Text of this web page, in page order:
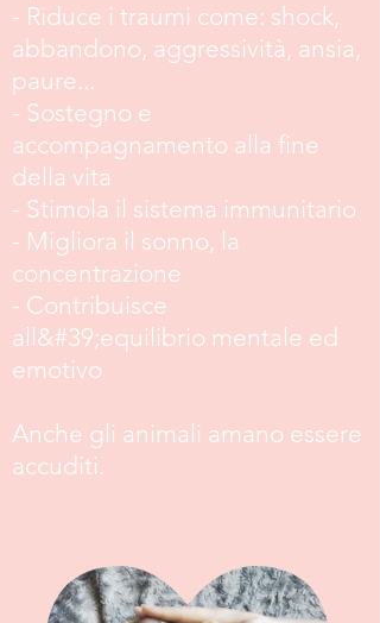
- Riduce i traumi come: shock,
abbandono, aggressività, ansia,
paure...
- Sostegno e
accompagnamento alla fine
della vita
- Stimola il sistema immunitario
- Migliora il sonno, la
concentrazione
- Contribuisce
all&#39;equilibrio mentale ed
emotivo
Anche gli animali amano essere
accuditi.